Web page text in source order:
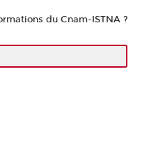
du Cnam-ISTNA ?